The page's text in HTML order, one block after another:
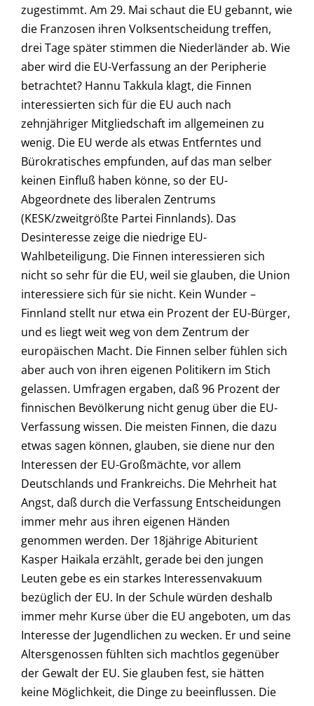
zugestimmt. Am 29. Mai schaut die EU gebannt, wie
die Franzosen ihren Volksentscheidung treffen,
drei Tage später stimmen die Niederländer ab. Wie
aber wird die EU-Verfassung an der Peripherie
betrachtet? Hannu Takkula klagt, die Finnen
interessierten sich für die EU auch nach
zehnjähriger Mitgliedschaft im allgemeinen zu
wenig. Die EU werde als etwas Entferntes und
Bürokratisches empfunden, auf das man selber
keinen Einfluß haben könne, so der EU-
Abgeordnete des liberalen Zentrums
(KESK/zweitgrößte Partei Finnlands). Das
Desinteresse zeige die niedrige EU-
Wahlbeteiligung. Die Finnen interessieren sich
nicht so sehr für die EU, weil sie glauben, die Union
interessiere sich für sie nicht. Kein Wunder –
Finnland stellt nur etwa ein Prozent der EU-Bürger,
und es liegt weit weg von dem Zentrum der
europäischen Macht. Die Finnen selber fühlen sich
aber auch von ihren eigenen Politikern im Stich
gelassen. Umfragen ergaben, daß 96 Prozent der
finnischen Bevölkerung nicht genug über die EU-
Verfassung wissen. Die meisten Finnen, die dazu
etwas sagen können, glauben, sie diene nur den
Interessen der EU-Großmächte, vor allem
Deutschlands und Frankreichs. Die Mehrheit hat
Angst, daß durch die Verfassung Entscheidungen
immer mehr aus ihren eigenen Händen
genommen werden. Der 18jährige Abiturient
Kasper Haikala erzählt, gerade bei den jungen
Leuten gebe es ein starkes Interessenvakuum
bezüglich der EU. In der Schule würden deshalb
immer mehr Kurse über die EU angeboten, um das
Interesse der Jugendlichen zu wecken. Er und seine
Altersgenossen fühlten sich machtlos gegenüber
der Gewalt der EU. Sie glauben fest, sie hätten
keine Möglichkeit, die Dinge zu beeinflussen. Die